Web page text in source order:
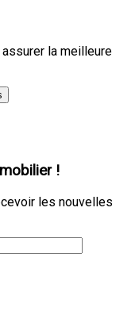
la meilleure
!
les nouvelles